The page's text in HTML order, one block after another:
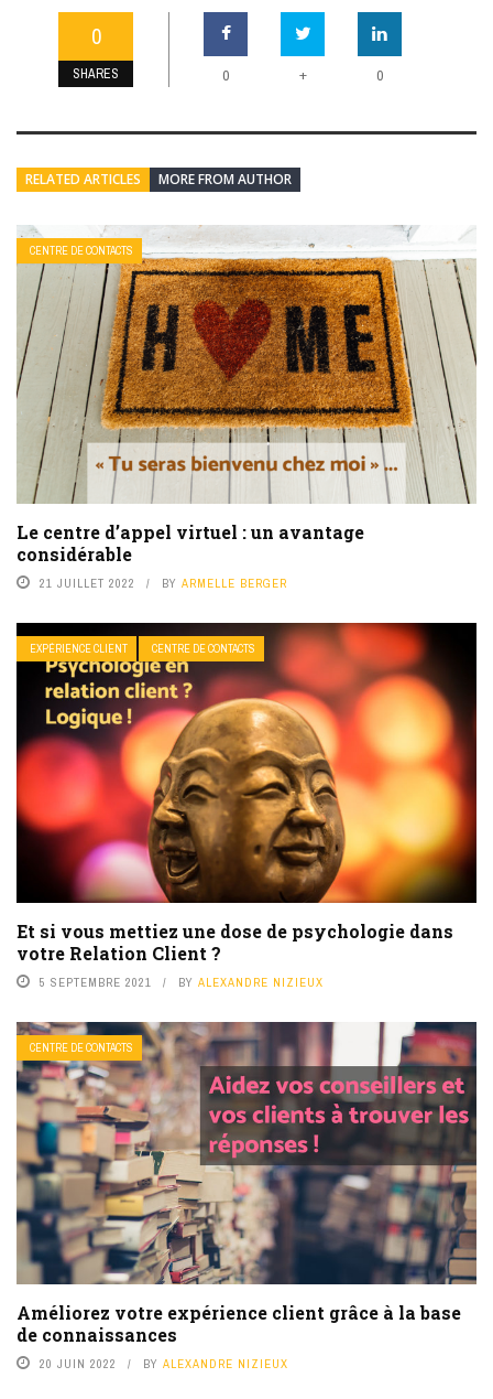
0
SHARES 0 + 0
RELATED ARTICLES MORE FROM AUTHOR
CENTRE DE CONTACTS
Le centre d’appel virtuel : un avantage
considérable
21 JUILLET 2022 BY ARMELLE BERGER
EXPÉRIENCE CLIENT CENTRE DE CONTACTS
Et si vous mettiez une dose de psychologie dans
votre Relation Client ?
5 SEPTEMBRE 2021 BY ALEXANDRE NIZIEUX
CENTRE DE CONTACTS
Améliorez votre expérience client grâce à la base
de connaissances
20 JUIN 2022 BY ALEXANDRE NIZIEUX